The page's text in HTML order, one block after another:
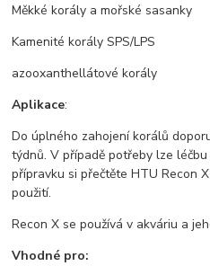
Měkké korály a mořské sasanky
Kamenité korály SPS/LPS
azooxanthellátové korály
Aplikace:
Do úplného zahojení korálů
týdnů. V případě potřeby lze
přípravku si přečtěte HTU Recon
použití.
Recon X se používá v akváriu a
Vhodné pro: